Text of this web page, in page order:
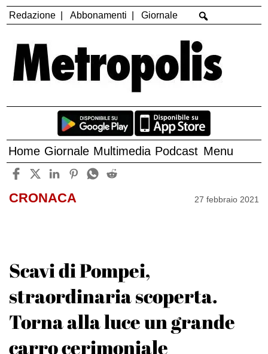
Redazione Abbonamenti Giornale
Home Giornale Multimedia Podcast Menu
CRONACA 27 febbraio 2021
Scavi di Pompei,
straordinaria scoperta.
Torna alla luce un grande
carro cerimoniale